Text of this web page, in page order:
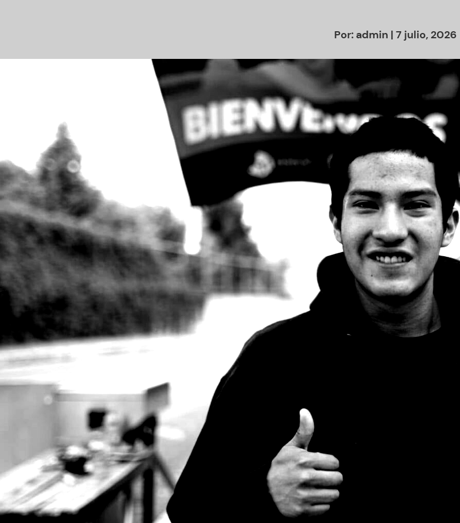
Por: admin | 7 julio, 2026